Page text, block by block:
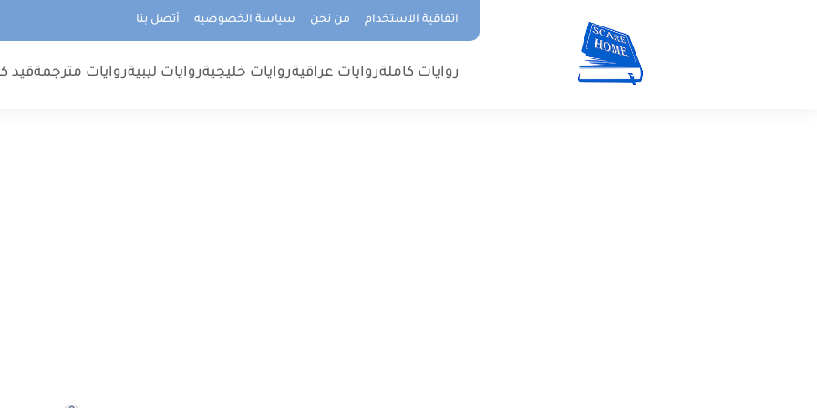
اتفاقية الاستخدام من نحن سياسة الخصوصيه أتصل بنا
روايات كاملةروايات عراقيةروايات خليجيةروايات ليبيةروايات مترجمةقيد